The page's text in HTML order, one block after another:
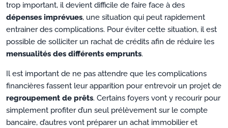
trop important, il devient difficile de faire face à des
dépenses imprévues, une situation qui peut rapidement
entrainer des complications. Pour éviter cette situation, il est
possible de solliciter un rachat de crédits afin de réduire les
mensualités des différents emprunts.
Il est important de ne pas attendre que les complications
financières fassent leur apparition pour entrevoir un projet de
regroupement de prêts. Certains foyers vont y recourir pour
simplement profiter d’un seul prélèvement sur le compte
bancaire, d’autres vont préparer un achat immobilier et